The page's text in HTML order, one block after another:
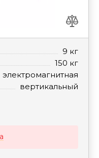
9 кг
150 кг
электромагнитная
вертикальный